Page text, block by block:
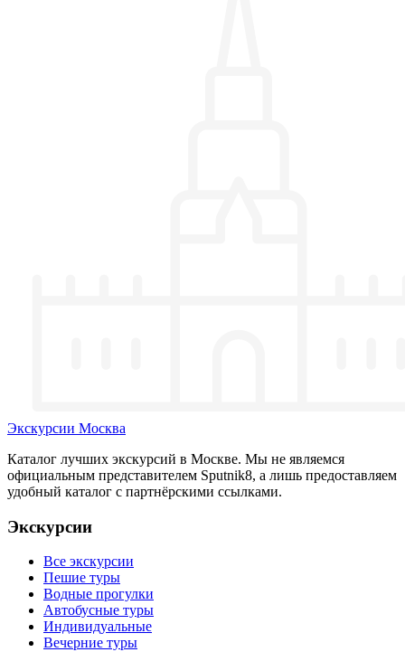
Экскурсии Москва
Каталог лучших экскурсий в Москве. Мы не являемся
официальным представителем Sputnik8, а лишь предоставляем
удобный каталог с партнёрскими ссылками.
Экскурсии
Все экскурсии
Пешие туры
Водные прогулки
Автобусные туры
Индивидуальные
Вечерние туры